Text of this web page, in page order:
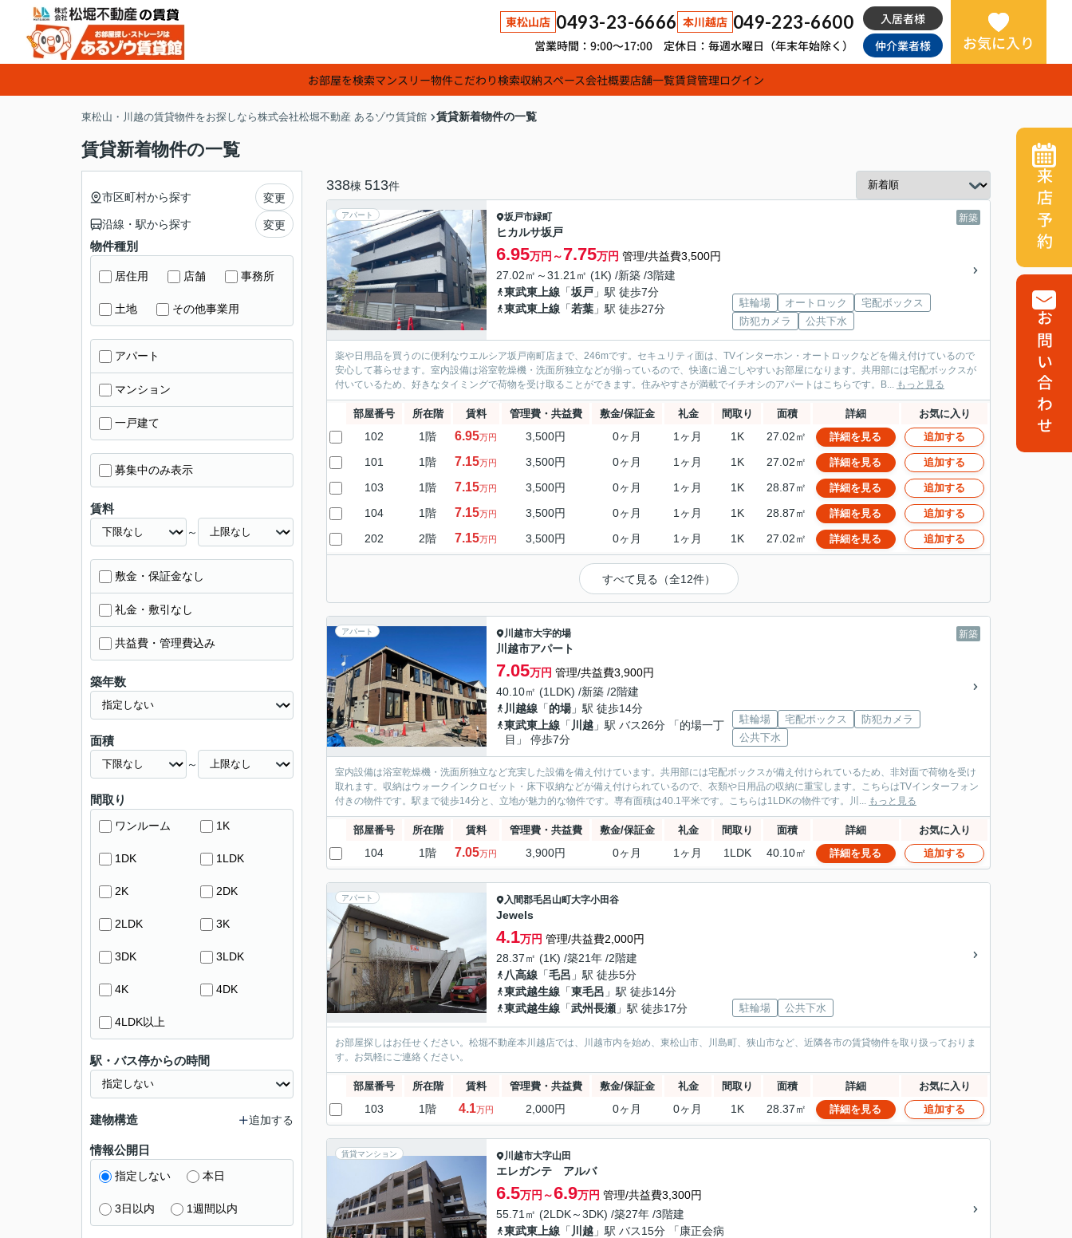
東松山店 0493-23-6666 本川越店 049-223-6600
営業時間：9:00～17:00 定休日：毎週水曜日（年末年始除く）
入居者様
仲介業者様
お気に入り
お部屋を検索マンスリー物件こだわり検索収納スペース会社概要店舗一覧賃貸管理ログイン
東松山・川越の賃貸物件をお探しなら株式会社松堀不動産 あるゾウ賃貸館 賃貸新着物件の一覧
賃貸新着物件の一覧
338棟 513件
アパート 新築
坂戸市緑町
ヒカルサ坂戸
6.95万円～7.75万円 管理/共益費3,500円
27.02㎡～31.21㎡ (1K) /新築 /3階建
東武東上線 「坂戸 」駅 徒歩7分
東武東上線 「若葉 」駅 徒歩27分 駐輪場 オートロック
宅配ボックス
防犯カメラ
公共下水
薬や日用品を買うのに便利なウエルシア坂戸南町店まで、246mです。セキュリティ面は、TVインターホン・オートロックなどを備え付けているので
安心して暮らせます。室内設備は浴室乾燥機・洗面所独立などが揃っているので、快適に過ごしやすいお部屋になります。共用部には宅配ボックスが
付いているため、好きなタイミングで荷物を受け取ることができます。住みやすさが満載でイチオシのアパートはこちらです。B... もっと見る
部屋番号 所在階 賃料 管理費・共益費 敷金/保証金 礼金 間取り 面積 詳細 お気に入り
102 1階 6.95万円 3,500円 0ヶ月 1ヶ月 1K 27.02㎡ 詳細を見る 追加する
101 1階 7.15万円 3,500円 0ヶ月 1ヶ月 1K 27.02㎡ 詳細を見る 追加する
103 1階 7.15万円 3,500円 0ヶ月 1ヶ月 1K 28.87㎡ 詳細を見る 追加する
104 1階 7.15万円 3,500円 0ヶ月 1ヶ月 1K 28.87㎡ 詳細を見る 追加する
202 2階 7.15万円 3,500円 0ヶ月 1ヶ月 1K 27.02㎡ 詳細を見る 追加する
すべて見る（全12件）
アパート 新築
川越市大字的場
川越市アパート
7.05万円 管理/共益費3,900円
40.10㎡ (1LDK) /新築 /2階建
川越線 「的場」駅 徒歩14分
東武東上線 「 川越 」駅 バス26分 「的場一丁
目」 停歩7分
駐輪場 宅配ボックス
防犯カメラ
公共下水
室内設備は浴室乾燥機・洗面所独立など充実した設備を備え付けています。共用部には宅配ボックスが備え付けられているため、非対面で荷物を受け
取れます。収納はウォークインクロゼット・床下収納などが備え付けられているので、衣類や日用品の収納に重宝します。こちらはTVインターフォン
付きの物件です。駅まで徒歩14分と、立地が魅力的な物件です。専有面積は40.1平米です。こちらは1LDKの物件です。川... もっと見る
部屋番号 所在階 賃料 管理費・共益費 敷金/保証金 礼金 間取り 面積 詳細 お気に入り
104 1階 7.05万円 3,900円 0ヶ月 1ヶ月 1LDK 40.10㎡ 詳細を見る 追加する
アパート 入間郡毛呂山町大字小田谷
Jewels
4.1万円 管理/共益費2,000円
28.37㎡ (1K) /築21年 /2階建
八高線 「毛呂 」駅 徒歩5分
東武越生線 「東毛呂 」駅 徒歩14分
東武越生線 「武州長瀬 」駅 徒歩17分 駐輪場 公共下水
お部屋探しはお任せください。松堀不動産本川越店では、川越市内を始め、東松山市、川島町、狭山市など、近隣各市の賃貸物件を取り扱っておりま
す。お気軽にご連絡ください。
部屋番号 所在階 賃料 管理費・共益費 敷金/保証金 礼金 間取り 面積 詳細 お気に入り
103 1階 4.1万円 2,000円 0ヶ月 0ヶ月 1K 28.37㎡ 詳細を見る 追加する
賃貸マンション 川越市大字山田
エレガンテ アルバ
6.5万円～6.9万円 管理/共益費3,300円
55.71㎡ (2LDK～3DK) /築27年 /3階建
東武東上線 「 川越 」駅 バス15分 「康正会病
市区町村から探す 変更
沿線・駅から探す 変更
物件種別
居住用 店舗 事務所
土地 その他事業用
アパート
マンション
一戸建て
募集中のみ表示
賃料
～
敷金・保証金なし
礼金・敷引なし
共益費・管理費込み
築年数
面積
～
間取り
ワンルーム 1K
1DK 1LDK
2K 2DK
2LDK 3K
3DK 3LDK
4K 4DK
4LDK以上
駅・バス停からの時間
建物構造 追加する
情報公開日
指定しない 本日
3日以内 1週間以内
来店予約
お問い合わせ